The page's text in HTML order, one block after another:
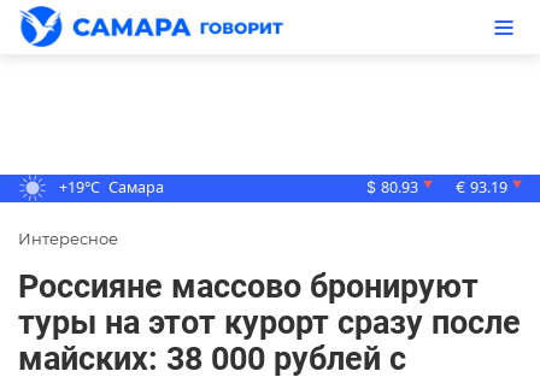
+19°C Самара $ 80.93 ▼ € 93.19 ▼
Интересное
Россияне массово бронируют
туры на этот курорт сразу после
майских: 38 000 рублей с